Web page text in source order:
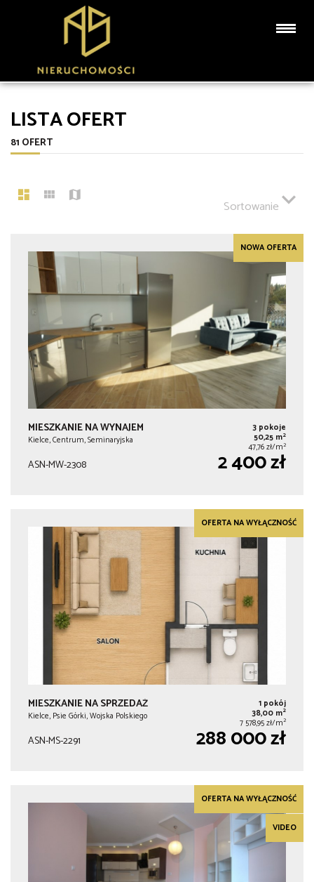
LISTA OFERT
81 OFERT
Sortowanie
NOWA OFERTA
MIESZKANIE NA WYNAJEM
Kielce, Centrum, Seminaryjska
3 pokoje
50,25 m2
47,76 zł/m2
ASN-MW-2308 2 400 zł
OFERTA NA WYŁĄCZNOŚĆ
MIESZKANIE NA SPRZEDAŻ
Kielce, Psie Górki, Wojska Polskiego
1 pokój
38,00 m2
7 578,95 zł/m2
ASN-MS-2291 288 000 zł
OFERTA NA WYŁĄCZNOŚĆ
VIDEO